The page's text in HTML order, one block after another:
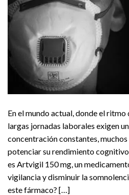
En el mundo actual, donde el ritmo
largas jornadas laborales exigen
concentración constantes,
potenciar su rendimiento
es Artvigil 150 mg, un
vigilancia y disminuir la
este fármaco? […]